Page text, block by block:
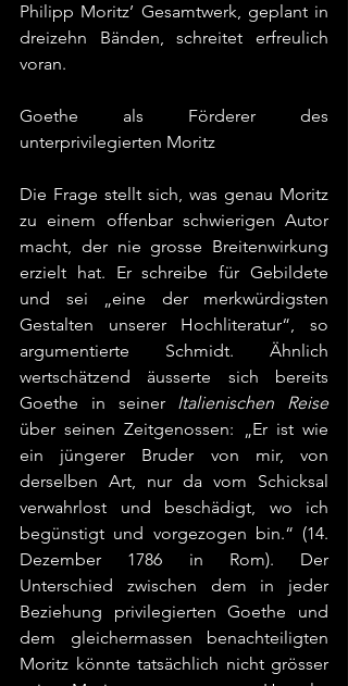
Philipp Moritz’ Gesamtwerk, geplant in
dreizehn Bänden, schreitet erfreulich
voran.
Goethe als Förderer des
unterprivilegierten Moritz
Die Frage stellt sich, was genau Moritz
zu einem offenbar schwierigen Autor
macht, der nie grosse Breitenwirkung
erzielt hat. Er schreibe für Gebildete
und sei „eine der merkwürdigsten
Gestalten unserer Hochliteratur“, so
argumentierte Schmidt. Ähnlich
wertschätzend äusserte sich bereits
Goethe in seiner
Italienischen Reise
über seinen Zeitgenossen: „Er ist wie
ein jüngerer Bruder von mir, von
derselben Art, nur da vom Schicksal
verwahrlost und beschädigt, wo ich
begünstigt und vorgezogen bin.“ (14.
Dezember 1786 in Rom). Der
Unterschied zwischen dem in jeder
Beziehung privilegierten Goethe und
dem gleichermassen benachteiligten
Moritz könnte tatsächlich nicht grösser